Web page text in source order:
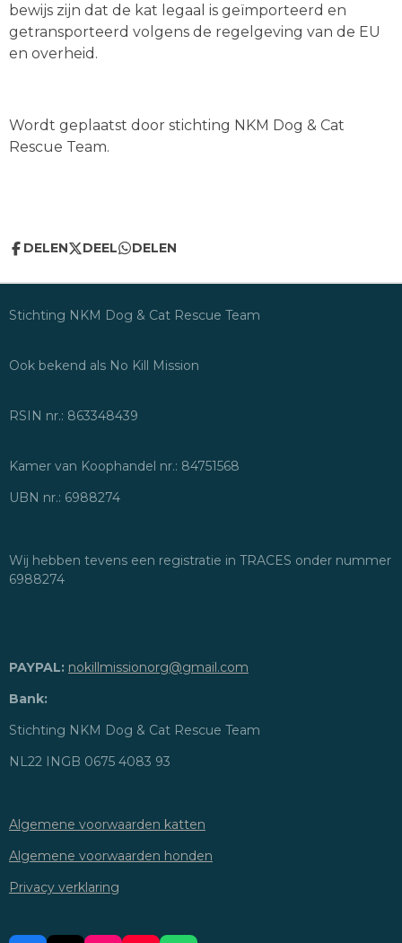
bewijs zijn dat de kat legaal is geïmporteerd en
getransporteerd volgens de regelgeving van de EU
en overheid.
Wordt geplaatst door stichting NKM Dog & Cat
Rescue Team.
DELEN DEEL DELEN
Stichting NKM Dog & Cat Rescue Team
Ook bekend als No Kill Mission
RSIN nr.: 863348439
Kamer van Koophandel nr.: 84751568
UBN nr.: 6988274
Wij hebben tevens een registratie in TRACES onder nummer
6988274
PAYPAL: nokillmissionorg@gmail.com
Bank:
Stichting NKM Dog & Cat Rescue Team
NL22 INGB 0675 4083 93
Algemene voorwaarden katten
Algemene voorwaarden honden
Privacy verklaring